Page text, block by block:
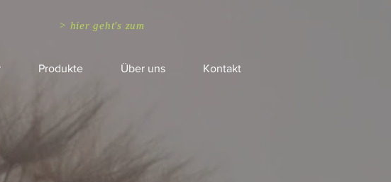
> hier geht's zum
Produkte Über uns Kontakt